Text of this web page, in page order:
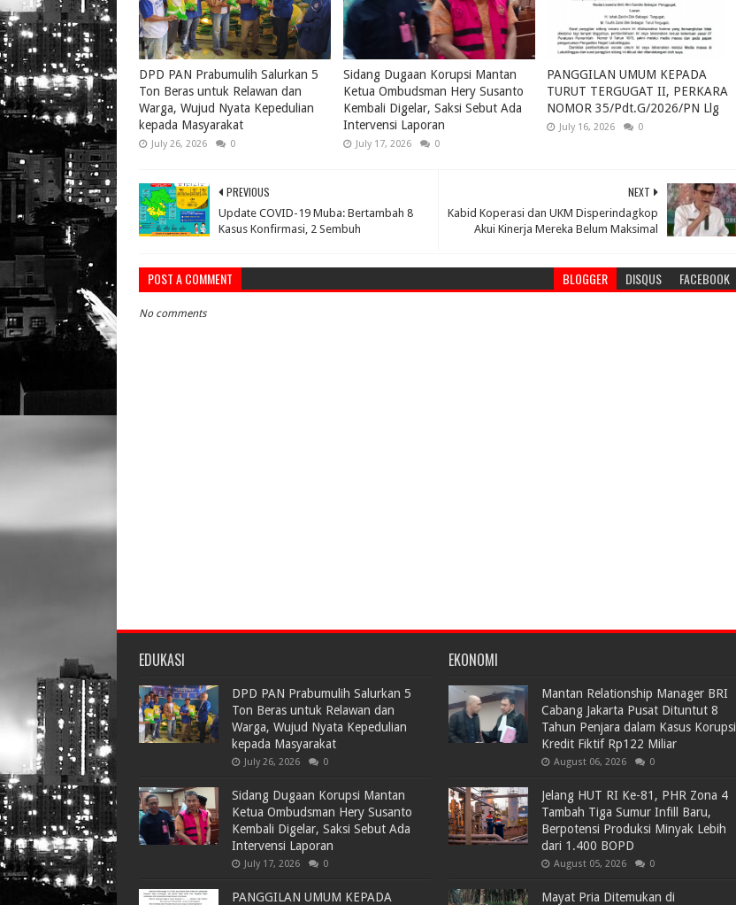
DPD PAN Prabumulih Salurkan 5
Ton Beras untuk Relawan dan
Warga, Wujud Nyata Kepedulian
kepada Masyarakat
July 26, 2026 0
Sidang Dugaan Korupsi Mantan
Ketua Ombudsman Hery Susanto
Kembali Digelar, Saksi Sebut Ada
Intervensi Laporan
July 17, 2026 0
PANGGILAN UMUM KEPADA
TURUT TERGUGAT II, PERKARA
NOMOR 35/Pdt.G/2026/PN Llg
July 16, 2026 0
NEXT
Kabid Koperasi dan UKM Disperindagkop
Akui Kinerja Mereka Belum Maksimal
PREVIOUS
Update COVID-19 Muba: Bertambah 8
Kasus Konfirmasi, 2 Sembuh
POST A COMMENT BLOGGER DISQUS FACEBOOK
No comments
EDUKASI
DPD PAN Prabumulih Salurkan 5
Ton Beras untuk Relawan dan
Warga, Wujud Nyata Kepedulian
kepada Masyarakat
July 26, 2026 0
Sidang Dugaan Korupsi Mantan
Ketua Ombudsman Hery Susanto
Kembali Digelar, Saksi Sebut Ada
Intervensi Laporan
July 17, 2026 0
PANGGILAN UMUM KEPADA
EKONOMI
Mantan Relationship Manager BRI
Cabang Jakarta Pusat Dituntut 8
Tahun Penjara dalam Kasus Korupsi
Kredit Fiktif Rp122 Miliar
August 06, 2026 0
Jelang HUT RI Ke-81, PHR Zona 4
Tambah Tiga Sumur Infill Baru,
Berpotensi Produksi Minyak Lebih
dari 1.400 BOPD
August 05, 2026 0
Mayat Pria Ditemukan di